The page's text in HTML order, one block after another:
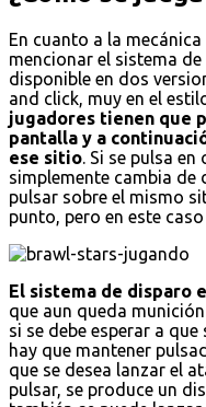
En cuanto a la
mencionar el sistema
disponible en dos
and click, muy en el
jugadores tienen que
pantalla y a
ese sitio. Si se pulsa
simplemente cambia de
pulsar sobre el mismo
punto, pero en este
El sistema de disparo
que aun queda
si se debe esperar a
hay que mantener
que se desea lanzar el
pulsar, se produce un